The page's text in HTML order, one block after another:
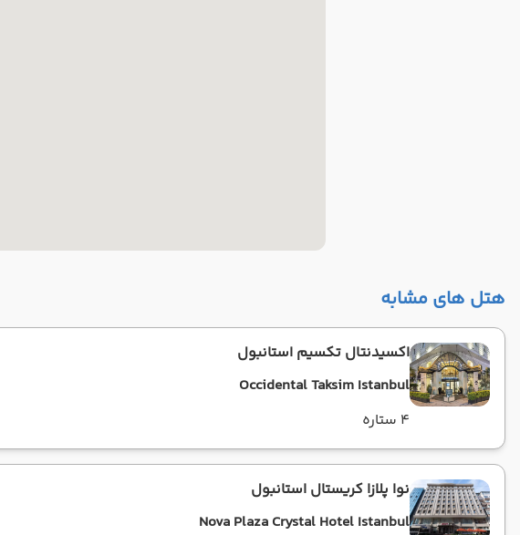
هتل های مشابه
اکسیدنتال تکسیم استانبول
Occidental Taksim Istanbul
4 ستاره
نوا پلازا کریستال استانبول
Nova Plaza Crystal Hotel Istanbul